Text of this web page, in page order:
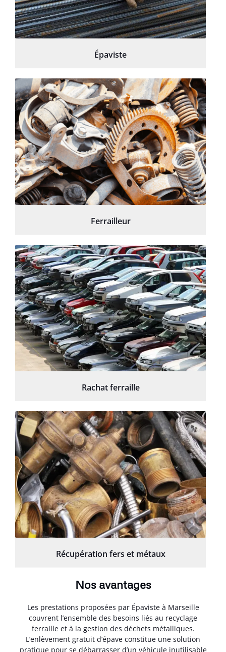
Épaviste
Ferrailleur
Rachat ferraille
Récupération fers et métaux
Nos avantages
Les prestations proposées par Épaviste à Marseille
couvrent l’ensemble des besoins liés au recyclage
ferraille et à la gestion des déchets métalliques.
L’enlèvement gratuit d’épave constitue une solution
pratique pour se débarrasser d’un véhicule inutilisable